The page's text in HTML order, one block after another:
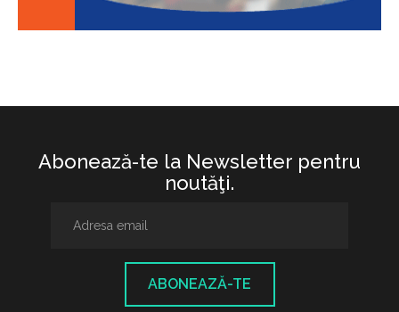
Abonează-te la Newsletter pentru
noutăţi.
ABONEAZĂ-TE